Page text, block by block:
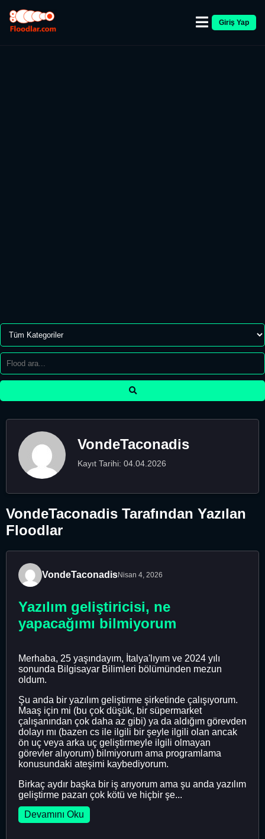
Giriş Yap
VondeTaconadis
Kayıt Tarihi: 04.04.2026
VondeTaconadis Tarafından Yazılan
Floodlar
VondeTaconadisNisan 4, 2026
Yazılım geliştiricisi, ne
yapacağımı bilmiyorum
Merhaba, 25 yaşındayım, İtalya'lıyım ve 2024 yılı
sonunda Bilgisayar Bilimleri bölümünden mezun
oldum.
Şu anda bir yazılım geliştirme şirketinde çalışıyorum.
Maaş için mi (bu çok düşük, bir süpermarket
çalışanından çok daha az gibi) ya da aldığım görevden
dolayı mı (bazen cs ile ilgili bir şeyle ilgili olan ancak
ön uç veya arka uç geliştirmeyle ilgili olmayan
görevler alıyorum) bilmiyorum ama programlama
konusundaki ateşimi kaybediyorum.
Birkaç aydır başka bir iş arıyorum ama şu anda yazılım
geliştirme pazarı çok kötü ve hiçbir şe...
Devamını Oku